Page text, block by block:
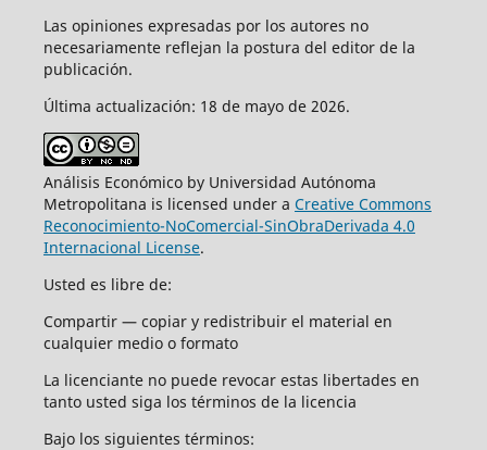
Las opiniones expresadas por los autores no
necesariamente reflejan la postura del editor de la
publicación.
Última actualización: 18 de mayo de 2026.
Análisis Económico by Universidad Autónoma
Metropolitana is licensed under a Creative Commons
Reconocimiento-NoComercial-SinObraDerivada 4.0
Internacional License.
Usted es libre de:
Compartir — copiar y redistribuir el material en
cualquier medio o formato
La licenciante no puede revocar estas libertades en
tanto usted siga los términos de la licencia
Bajo los siguientes términos: